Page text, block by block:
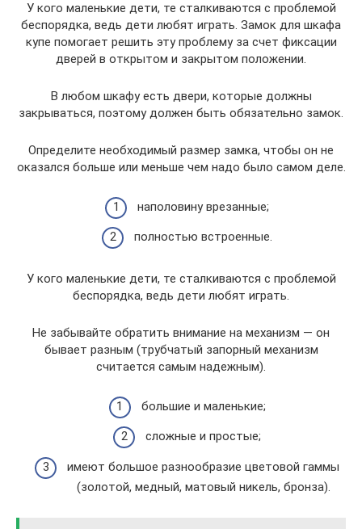
У кого маленькие дети, те сталкиваются с проблемой
беспорядка, ведь дети любят играть. Замок для шкафа
купе помогает решить эту проблему за счет фиксации
дверей в открытом и закрытом положении.
В любом шкафу есть двери, которые должны
закрываться, поэтому должен быть обязательно замок.
Определите необходимый размер замка, чтобы он не
оказался больше или меньше чем надо было самом деле.
наполовину врезанные;
полностью встроенные.
У кого маленькие дети, те сталкиваются с проблемой
беспорядка, ведь дети любят играть.
Не забывайте обратить внимание на механизм — он
бывает разным (трубчатый запорный механизм
считается самым надежным).
большие и маленькие;
сложные и простые;
имеют большое разнообразие цветовой гаммы
(золотой, медный, матовый никель, бронза).